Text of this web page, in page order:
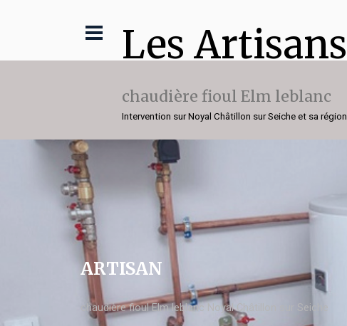
Les Artisans
chaudière fioul Elm leblanc
Intervention sur Noyal Châtillon sur Seiche et sa région
ARTISAN
chaudière fioul Elm leblanc Noyal Châtillon sur Seiche